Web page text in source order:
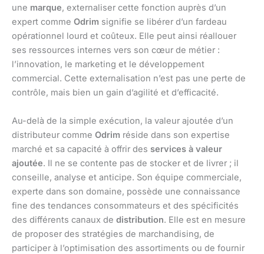
une marque, externaliser cette fonction auprès d’un
expert comme Odrim signifie se libérer d’un fardeau
opérationnel lourd et coûteux. Elle peut ainsi réallouer
ses ressources internes vers son cœur de métier :
l’innovation, le marketing et le développement
commercial. Cette externalisation n’est pas une perte de
contrôle, mais bien un gain d’agilité et d’efficacité.
Au-delà de la simple exécution, la valeur ajoutée d’un
distributeur comme Odrim réside dans son expertise
marché et sa capacité à offrir des services à valeur
ajoutée. Il ne se contente pas de stocker et de livrer ; il
conseille, analyse et anticipe. Son équipe commerciale,
experte dans son domaine, possède une connaissance
fine des tendances consommateurs et des spécificités
des différents canaux de distribution. Elle est en mesure
de proposer des stratégies de marchandising, de
participer à l’optimisation des assortiments ou de fournir